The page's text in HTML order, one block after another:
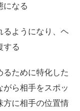
になる
るようになり、ヘ
する
るために特化した
がら相手をスポッ
方に相手の位置情